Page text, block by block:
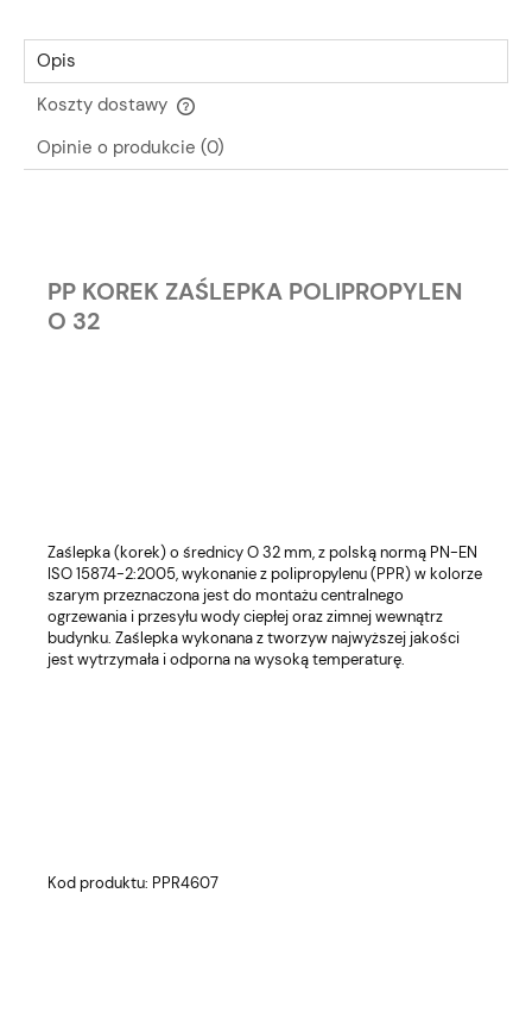
Opis
Koszty dostawy
Cena nie zawiera ewentualnych kosztów płatności
Opinie o produkcie (0)
PP KOREK ZAŚLEPKA POLIPROPYLEN
O 32
Zaślepka (korek) o średnicy O 32 mm, z polską normą PN-EN
ISO 15874-2:2005, wykonanie z polipropylenu (PPR) w kolorze
szarym przeznaczona jest do montażu centralnego
ogrzewania i przesyłu wody ciepłej oraz zimnej wewnątrz
budynku. Zaślepka wykonana z tworzyw najwyższej jakości
jest wytrzymała i odporna na wysoką temperaturę.
Kod produktu: PPR4607